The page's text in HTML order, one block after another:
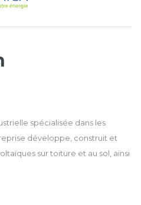
spécialisée dans les
développe, construit et
sur toiture et au sol, ainsi